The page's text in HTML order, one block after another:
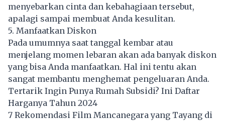
menyebarkan cinta dan kebahagiaan tersebut,
apalagi sampai membuat Anda kesulitan.
5. Manfaatkan Diskon
Pada umumnya saat tanggal kembar atau
menjelang momen lebaran akan ada banyak diskon
yang bisa Anda manfaatkan. Hal ini tentu akan
sangat membantu menghemat pengeluaran Anda.
Tertarik Ingin Punya Rumah Subsidi? Ini Daftar
Harganya Tahun 2024
7 Rekomendasi Film Mancanegara yang Tayang di